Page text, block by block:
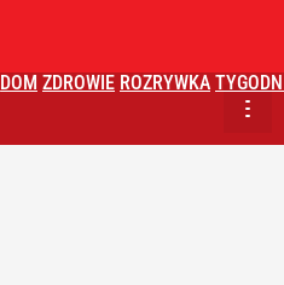
DOM ZDROWIE ROZRYWKA